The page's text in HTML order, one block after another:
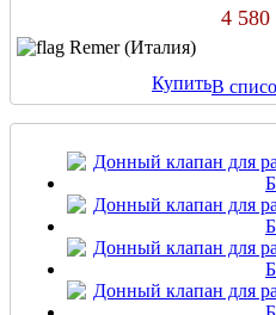
4 580
Remer (Италия)
КупитьВ